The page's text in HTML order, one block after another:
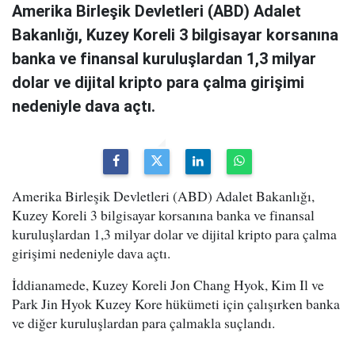
Amerika Birleşik Devletleri (ABD) Adalet
Bakanlığı, Kuzey Koreli 3 bilgisayar korsanına
banka ve finansal kuruluşlardan 1,3 milyar
dolar ve dijital kripto para çalma girişimi
nedeniyle dava açtı.
Amerika Birleşik Devletleri (ABD) Adalet Bakanlığı,
Kuzey Koreli 3 bilgisayar korsanına banka ve finansal
kuruluşlardan 1,3 milyar dolar ve dijital kripto para çalma
girişimi nedeniyle dava açtı.
İddianamede, Kuzey Koreli Jon Chang Hyok, Kim Il ve
Park Jin Hyok Kuzey Kore hükümeti için çalışırken banka
ve diğer kuruluşlardan para çalmakla suçlandı.